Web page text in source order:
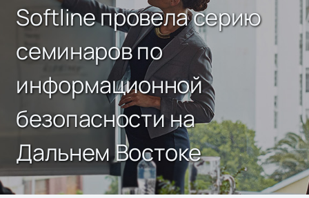
Softline провела серию
семинаров по
информационной
безопасности на
Дальнем Востоке